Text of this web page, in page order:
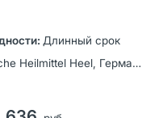
Длинный срок
Biologische Heilmittel Heel, Германия